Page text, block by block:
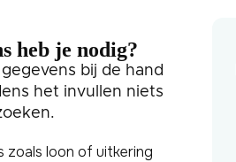
heb je nodig?
bij de hand
het invullen niets
zoals loon of uitkering